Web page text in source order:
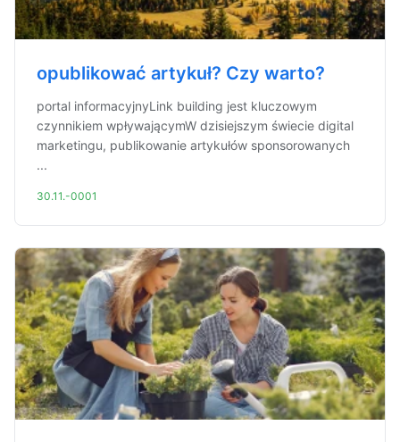
opublikować artykuł? Czy warto?
portal informacyjnyLink building jest kluczowym
czynnikiem wpływającymW dzisiejszym świecie digital
marketingu, publikowanie artykułów sponsorowanych
...
30.11.-0001